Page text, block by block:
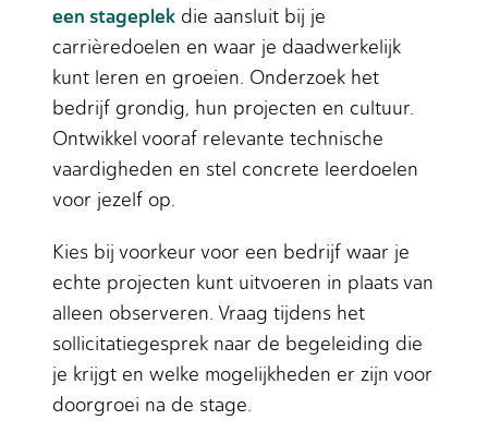
een stageplek die aansluit bij je
carrièredoelen en waar je daadwerkelijk
kunt leren en groeien. Onderzoek het
bedrijf grondig, hun projecten en cultuur.
Ontwikkel vooraf relevante technische
vaardigheden en stel concrete leerdoelen
voor jezelf op.
Kies bij voorkeur voor een bedrijf waar je
echte projecten kunt uitvoeren in plaats van
alleen observeren. Vraag tijdens het
sollicitatiegesprek naar de begeleiding die
je krijgt en welke mogelijkheden er zijn voor
doorgroei na de stage.